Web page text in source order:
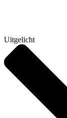
Uitgelicht